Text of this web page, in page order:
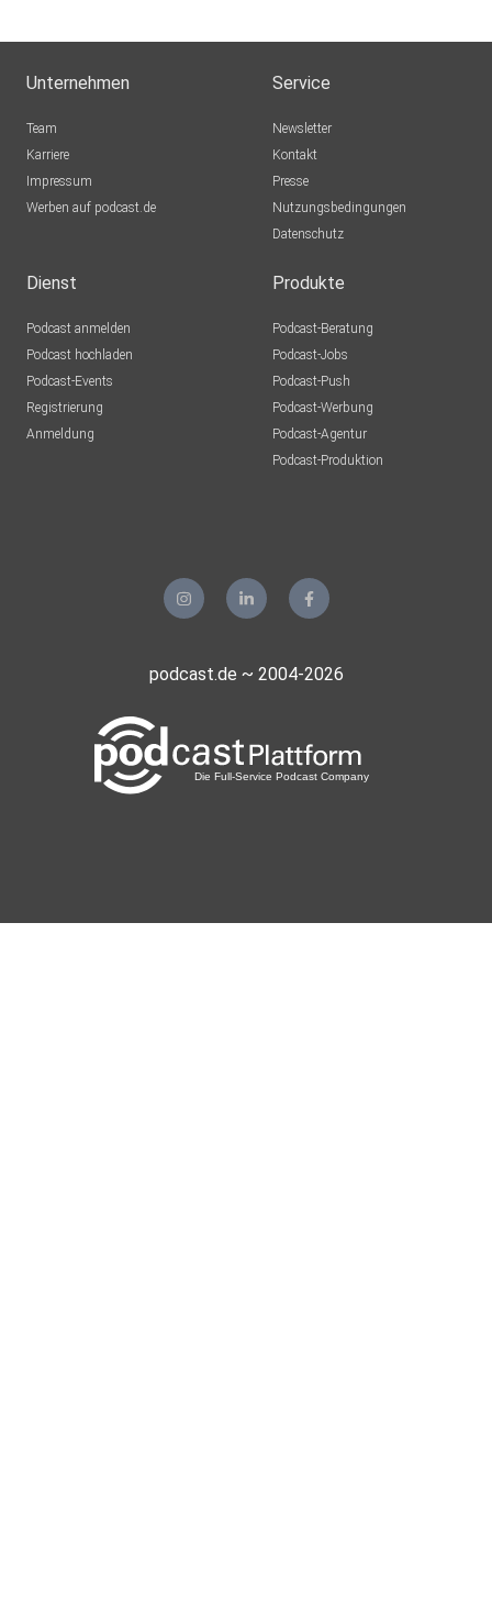
Unternehmen
Team
Karriere
Impressum
Werben auf podcast.de
Service
Newsletter
Kontakt
Presse
Nutzungsbedingungen
Datenschutz
Dienst
Podcast anmelden
Podcast hochladen
Podcast-Events
Registrierung
Anmeldung
Produkte
Podcast-Beratung
Podcast-Jobs
Podcast-Push
Podcast-Werbung
Podcast-Agentur
Podcast-Produktion
podcast.de ~ 2004-2026